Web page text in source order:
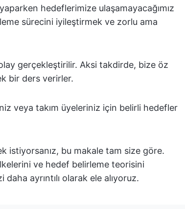
hedeflerimize ulaşamayacağımız
sürecini iyileştirmek ve zorlu ama
gerçekleştirilir. Aksi takdirde, bize öz
bir ders verirler.
veya takım üyeleriniz için belirli hedefler
istiyorsanız, bu makale tam size göre.
ve hedef belirleme teorisini
ayrıntılı olarak ele alıyoruz.